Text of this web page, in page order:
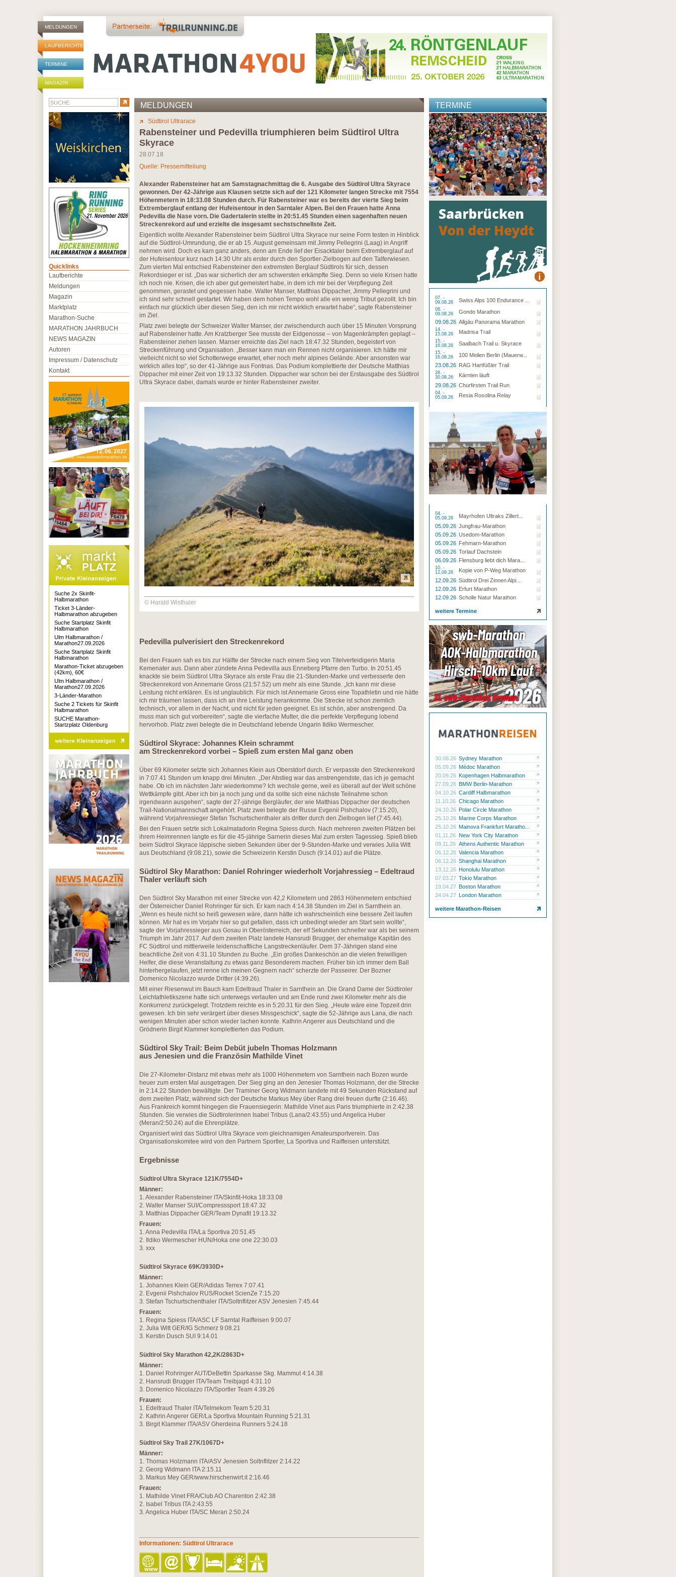
MELDUNGEN
LAUFBERICHTE
TERMINE
MAGAZIN
MELDUNGEN
Südtirol Ultrarace
Rabensteiner und Pedevilla triumphieren beim Südtirol Ultra
Skyrace
28.07.18
Quelle: Pressemitteilung
Alexander Rabensteiner hat am Samstagnachmittag die 6. Ausgabe des Südtirol Ultra Skyrace
gewonnen. Der 42-Jährige aus Klausen setzte sich auf der 121 Kilometer langen Strecke mit 7554
Höhenmetern in 18:33.08 Stunden durch. Für Rabensteiner war es bereits der vierte Sieg beim
Extremberglauf entlang der Hufeisentour in den Sarntaler Alpen. Bei den Frauen hatte Anna
Pedevilla die Nase vorn. Die Gadertalerin stellte in 20:51.45 Stunden einen sagenhaften neuen
Streckenrekord auf und erzielte die insgesamt sechstschnellste Zeit.
Eigentlich wollte Alexander Rabensteiner beim Südtirol Ultra Skyrace nur seine Form testen in Hinblick
auf die Südtirol-Umrundung, die er ab 15. August gemeinsam mit Jimmy Pellegrini (Laag) in Angriff
nehmen wird. Doch es kam ganz anders, denn am Ende lief der Eisacktaler beim Extremberglauf auf
der Hufeisentour kurz nach 14:30 Uhr als erster durch den Sportler-Zielbogen auf den Talferwiesen.
Zum vierten Mal entschied Rabensteiner den extremsten Berglauf Südtirols für sich, dessen
Rekordsieger er ist. „Das war sicherlich der am schwersten erkämpfte Sieg. Denn so viele Krisen hatte
ich noch nie. Krisen, die ich aber gut gemeistert habe, in dem ich mir bei der Verpflegung Zeit
genommen, gerastet und gegessen habe. Walter Manser, Matthias Dippacher, Jimmy Pellegrini und
ich sind sehr schnell gestartet. Wir haben dem hohen Tempo wohl alle ein wenig Tribut gezollt. Ich bin
einfach nur glücklich über diesen Sieg, den ich mir nicht wirklich erwartet habe“, sagte Rabensteiner
im Ziel.
Platz zwei belegte der Schweizer Walter Manser, der zwischendurch auch über 15 Minuten Vorsprung
auf Rabensteiner hatte. Am Kratzberger See musste der Eidgenosse – von Magenkrämpfen geplagt –
Rabensteiner ziehen lassen. Manser erreichte das Ziel nach 18:47.32 Stunden, begeistert von
Streckenführung und Organisation. „Besser kann man ein Rennen nicht organisieren. Ich hätte mir
vielleicht nicht so viel Schotterwege erwartet, eher noch mehr alpines Gelände. Aber ansonsten war
wirklich alles top“, so der 41-Jährige aus Fontnas. Das Podium komplettierte der Deutsche Matthias
Dippacher mit einer Zeit von 19:13.32 Stunden. Dippacher war schon bei der Erstausgabe des Südtirol
Ultra Skyrace dabei, damals wurde er hinter Rabensteiner zweiter.
© Harald Wisthaler
Pedevilla pulverisiert den Streckenrekord
Bei den Frauen sah es bis zur Hälfte der Strecke nach einem Sieg von Titelverteidigerin Maria
Kemenater aus. Dann aber zündete Anna Pedevilla aus Enneberg Pfarre den Turbo. In 20:51.45
knackte sie beim Südtirol Ultra Skyrace als erste Frau die 21-Stunden-Marke und verbesserte den
Streckenrekord von Annemarie Gross (21:57.52) um mehr als eine Stunde. „Ich kann mir diese
Leistung nicht erklären. Es ist unglaublich. Für mich ist Annemarie Gross eine Topathletin und nie hätte
ich mir träumen lassen, dass ich an ihre Leistung herankomme. Die Strecke ist schon ziemlich
technisch, vor allem in der Nacht, und nicht für jeden geeignet. Es ist schön, aber anstrengend. Da
muss man sich gut vorbereiten“, sagte die vierfache Mutter, die die perfekte Verpflegung lobend
hervorhob. Platz zwei belegte die in Deutschland lebende Ungarin Ildiko Wermescher.
Südtirol Skyrace: Johannes Klein schrammt
am Streckenrekord vorbei – Spieß zum ersten Mal ganz oben
Über 69 Kilometer setzte sich Johannes Klein aus Oberstdorf durch. Er verpasste den Streckenrekord
in 7:07.41 Stunden um knapp drei Minuten. „Der Abstieg war das anstrengendste, das ich je gemacht
habe. Ob ich im nächsten Jahr wiederkomme? Ich wechsle gerne, weil es überall auf der Welt schöne
Wettkämpfe gibt. Aber ich bin ja noch jung und da sollte sich eine nächste Teilnahme schon
irgendwann ausgehen“, sagte der 27-jährige Bergläufer, der wie Matthias Dippacher der deutschen
Trail-Nationalmannschaft angehört. Platz zwei belegte der Russe Evgenii Pishchalov (7:15.20),
während Vorjahressieger Stefan Tschurtschenthaler als dritter durch den Zielbogen lief (7:45.44).
Bei den Frauen setzte sich Lokalmatadorin Regina Spiess durch. Nach mehreren zweiten Plätzen bei
ihrem Heimrennen langte es für die 45-jährige Sarnerin dieses Mal zum ersten Tagessieg. Spieß blieb
beim Südtrol Skyrace läppische sieben Sekunden über der 9-Stunden-Marke und verwies Julia Witt
aus Deutschland (9:08.21), sowie die Schweizerin Kerstin Dusch (9:14.01) auf die Plätze.
Südtirol Sky Marathon: Daniel Rohringer wiederholt Vorjahressieg – Edeltraud
Thaler verläuft sich
Den Südtirol Sky Marathon mit einer Strecke von 42,2 Kilometern und 2863 Höhenmetern entschied
der Österreicher Daniel Rohringer für sich. Er kam nach 4:14.38 Stunden im Ziel in Sarnthein an.
„Wenn es heute nicht so heiß gewesen wäre, dann hätte ich wahrscheinlich eine bessere Zeit laufen
können. Mir hat es im Vorjahr hier so gut gefallen, dass ich unbedingt wieder am Start sein wollte“,
sagte der Vorjahressieger aus Gosau in Oberösterreich, der elf Sekunden schneller war als bei seinem
Triumph im Jahr 2017. Auf dem zweiten Platz landete Hansrudi Brugger, der ehemalige Kapitän des
FC Südtirol und mittlerweile leidenschaftliche Langstreckenläufer. Dem 37-Jährigen stand eine
beachtliche Zeit von 4:31.10 Stunden zu Buche. „Ein großes Dankeschön an die vielen freiwilligen
Helfer, die diese Veranstaltung zu etwas ganz Besonderem machen. Früher bin ich immer dem Ball
hinterhergelaufen, jetzt renne ich meinen Gegnern nach“ scherzte der Passeirer. Der Bozner
Domenico Nicolazzo wurde Dritter (4:39.26).
Mit einer Riesenwut im Bauch kam Edeltraud Thaler in Sarnthein an. Die Grand Dame der Südtiroler
Leichtathletikszene hatte sich unterwegs verlaufen und am Ende rund zwei Kilometer mehr als die
Konkurrenz zurückgelegt. Trotzdem reichte es in 5:20.31 für den Sieg. „Heute wäre eine Topzeit drin
gewesen. Ich bin sehr verärgert über dieses Missgeschick“, sagte die 52-Jährige aus Lana, die nach
wenigen Minuten aber schon wieder lachen konnte. Kathrin Angerer aus Deutschland und die
Grödnerin Birgit Klammer komplettierten das Podium.
Südtirol Sky Trail: Beim Debüt jubeln Thomas Holzmann
aus Jenesien und die Französin Mathilde Vinet
Die 27-Kilometer-Distanz mit etwas mehr als 1000 Höhenmetern von Sarnthein nach Bozen wurde
heuer zum ersten Mal ausgetragen. Der Sieg ging an den Jenesier Thomas Holzmann, der die Strecke
in 2:14.22 Stunden bewältigte. Der Traminer Georg Widmann landete mit 49 Sekunden Rückstand auf
dem zweiten Platz, während sich der Deutsche Markus Mey über Rang drei freuen durfte (2:16.46).
Aus Frankreich kommt hingegen die Frauensiegerin: Mathilde Vinet aus Paris triumphierte in 2:42.38
Stunden. Sie verwies die Südtirolerinnen Isabel Tribus (Lana/2:43.55) und Angelica Huber
(Meran/2:50.24) auf die Ehrenplätze.
Organisiert wird das Südtirol Ultra Skyrace vom gleichnamigen Amateursportverein. Das
Organisationskomitee wird von den Partnern Sportler, La Sportiva und Raiffeisen unterstützt.
Ergebnisse
Südtirol Ultra Skyrace 121K/7554D+
Männer:
1. Alexander Rabensteiner ITA/Skinfit-Hoka 18:33.08
2. Walter Manser SUI/Compresssport 18:47.32
3. Matthias Dippacher GER/Team Dynafit 19:13.32
Frauen:
1. Anna Pedevilla ITA/La Sportiva 20:51.45
2. Ildiko Wermescher HUN/Hoka one one 22:30.03
3. xxx
Südtirol Skyrace 69K/3930D+
Männer:
1. Johannes Klein GER/Adidas Terrex 7:07.41
2. Evgenii Pishchalov RUS/Rocket ScienZe 7:15.20
3. Stefan Tschurtschenthaler ITA/Soltnflitzer ASV Jenesien 7:45.44
Frauen:
1. Regina Spiess ITA/ASC LF Sarntal Raiffeisen 9:00.07
2. Julia Witt GER/IG Schmerz 9:08.21
3. Kerstin Dusch SUI 9:14.01
Südtirol Sky Marathon 42,2K/2863D+
Männer:
1. Daniel Rohringer AUT/DeBettin Sparkasse Skg. Mammut 4:14.38
2. Hansrudi Brugger ITA/Team Treibjagd 4:31.10
3. Domenico Nicolazzo ITA/Sportler Team 4:39.26
Frauen:
1. Edeltraud Thaler ITA/Telmekom Team 5:20.31
2. Kathrin Angerer GER/La Sportiva Mountain Running 5:21.31
3. Birgit Klammer ITA/ASV Gherdeina Runners 5:24.18
Südtirol Sky Trail 27K/1067D+
Männer:
1. Thomas Holzmann ITA/ASV Jenesien Soltnflitzer 2:14.22
2. Georg Widmann ITA 2:15.11
3. Markus Mey GER/www.hirschenwirt.it 2:16.46
Frauen:
1. Mathilde Vinet FRA/Club AO Charenton 2:42.38
2. Isabel Tribus ITA 2:43.55
3. Angelica Huber ITA/SC Meran 2:50.24
Informationen: Südtirol Ultrarace
TERMINE
07. -
09.08.26
Swiss Alps 100 Endurance ...
08. -
09.08.26
Gondo Marathon
09.08.26 Allgäu Panorama Marathon
14. -
15.08.26
Madrisa Trail
15. -
16.08.26
Saalbach Trail u. Skyrace
15. -
16.08.26
100 Meilen Berlin (Mauerw...
23.08.26 RAG Hartfüßler Trail
28. -
30.08.26
Kärnten läuft
29.08.26 Churfirsten Trail Run
04. -
05.09.26
Resia Rosolina Relay
04. -
05.09.26
Mayrhofen Ultraks Zillert...
05.09.26 Jungfrau-Marathon
05.09.26 Usedom-Marathon
05.09.26 Fehmarn-Marathon
05.09.26 Torlauf Dachstein
06.09.26 Flensburg liebt dich Mara...
10. -
12.09.26
Kopie von P-Weg Marathon
12.09.26 Südtirol Drei Zinnen Alpi...
12.09.26 Erfurt Marathon
12.09.26 Scholle Natur Marathon
weitere Termine
30.08.26 Sydney Marathon
05.09.26 Médoc Marathon
20.09.26 Kopenhagen Halbmarathon
27.09.26 BMW Berlin-Marathon
04.10.26 Cardiff Halbmarathon
11.10.26 Chicago Marathon
24.10.26 Polar Circle Marathon
25.10.26 Marine Corps Marathon
25.10.26 Mainova Frankfurt Maratho...
01.11.26 New York City Marathon
09.11.26 Athens Authentic Marathon
06.12.26 Valencia Marathon
06.12.26 Shanghai Marathon
13.12.26 Honolulu Marathon
07.03.27 Tokio Marathon
19.04.27 Boston Marathon
24.04.27 London Marathon
weitere Marathon-Reisen
Quicklinks
Laufberichte
Meldungen
Magazin
Marktplatz
Marathon-Suche
MARATHON JAHRBUCH
NEWS MAGAZIN
Autoren
Impressum / Datenschutz
Kontakt
Suche 2x Skinfit-
Halbmarathon
Ticket 3-Länder-
Halbmarathon abzugeben
Suche Startplatz Skinfit
Halbmarathon
Ulm Halbmarathon /
Marathon27.09.2026
Suche Startplatz Skinfit
Halbmarathon
Marathon-Ticket abzugeben
(42km), 60€
Ulm Halbmarathon /
Marathon27.09.2026
3-Länder-Marathon
Suche 2 Tickets für Skinfit
Halbmarathon
SUCHE Marathon-
Startzplatz Oldenburg